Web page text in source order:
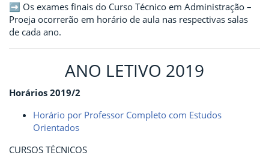
➡ Os exames finais do Curso Técnico em Administração –
Proeja ocorrerão em horário de aula nas respectivas salas
de cada ano.
ANO LETIVO 2019
Horários 2019/2
Horário por Professor Completo com Estudos
Orientados
CURSOS TÉCNICOS